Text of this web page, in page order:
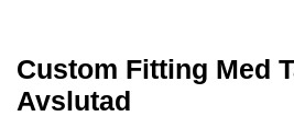
Custom Fitting Med
Avslutad